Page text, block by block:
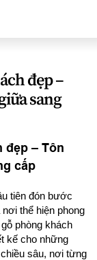
đẹp –
sang
đẹp – Tôn
cấp
tiên đón bước
thể hiện phong
phòng khách
kế cho những
sâu, nơi từng